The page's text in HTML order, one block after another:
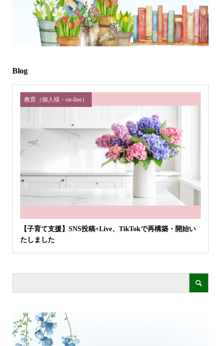
Blog
教育（個人様・on-line）
【子育て支援】SNS投稿+Live、TikTokで再構築・開始い
たしました